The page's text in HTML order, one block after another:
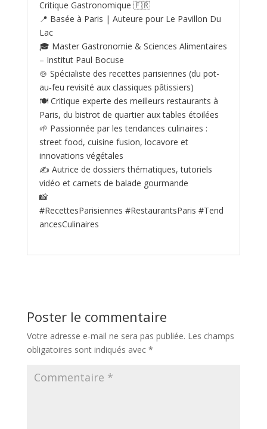
Critique Gastronomique 🇫🇷
📍 Basée à Paris | Auteure pour Le Pavillon Du
Lac
🎓 Master Gastronomie & Sciences Alimentaires
– Institut Paul Bocuse
🍲 Spécialiste des recettes parisiennes (du pot-
au‑feu revisité aux classiques pâtissiers)
🍽️ Critique experte des meilleurs restaurants à
Paris, du bistrot de quartier aux tables étoilées
🌱 Passionnée par les tendances culinaires :
street food, cuisine fusion, locavore et
innovations végétales
✍️ Autrice de dossiers thématiques, tutoriels
vidéo et carnets de balade gourmande
📸
#RecettesParisiennes #RestaurantsParis #Tend
ancesCulinaires
Poster le commentaire
Votre adresse e-mail ne sera pas publiée. Les champs
obligatoires sont indiqués avec *